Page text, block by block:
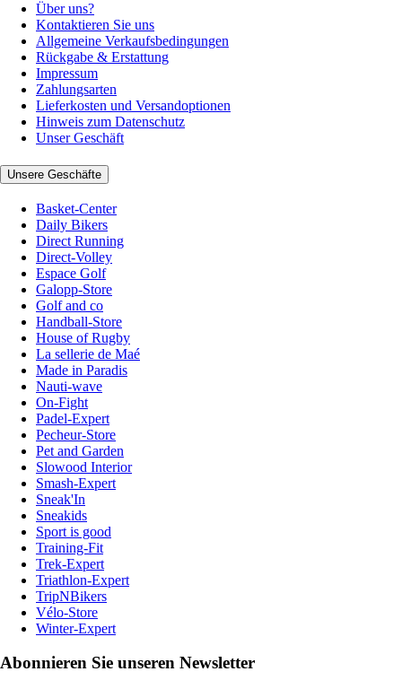
Über uns?
Kontaktieren Sie uns
Allgemeine Verkaufsbedingungen
Rückgabe & Erstattung
Impressum
Zahlungsarten
Lieferkosten und Versandoptionen
Hinweis zum Datenschutz
Unser Geschäft
Unsere Geschäfte
Basket-Center
Daily Bikers
Direct Running
Direct-Volley
Espace Golf
Galopp-Store
Golf and co
Handball-Store
House of Rugby
La sellerie de Maé
Made in Paradis
Nauti-wave
On-Fight
Padel-Expert
Pecheur-Store
Pet and Garden
Slowood Interior
Smash-Expert
Sneak'In
Sneakids
Sport is good
Training-Fit
Trek-Expert
Triathlon-Expert
TripNBikers
Vélo-Store
Winter-Expert
Abonnieren Sie unseren Newsletter